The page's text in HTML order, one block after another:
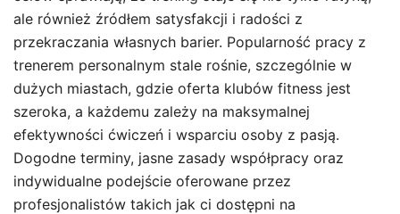
ale również źródłem satysfakcji i radości z
przekraczania własnych barier. Popularność pracy z
trenerem personalnym stale rośnie, szczególnie w
dużych miastach, gdzie oferta klubów fitness jest
szeroka, a każdemu zależy na maksymalnej
efektywności ćwiczeń i wsparciu osoby z pasją.
Dogodne terminy, jasne zasady współpracy oraz
indywidualne podejście oferowane przez
profesjonalistów takich jak ci dostępni na